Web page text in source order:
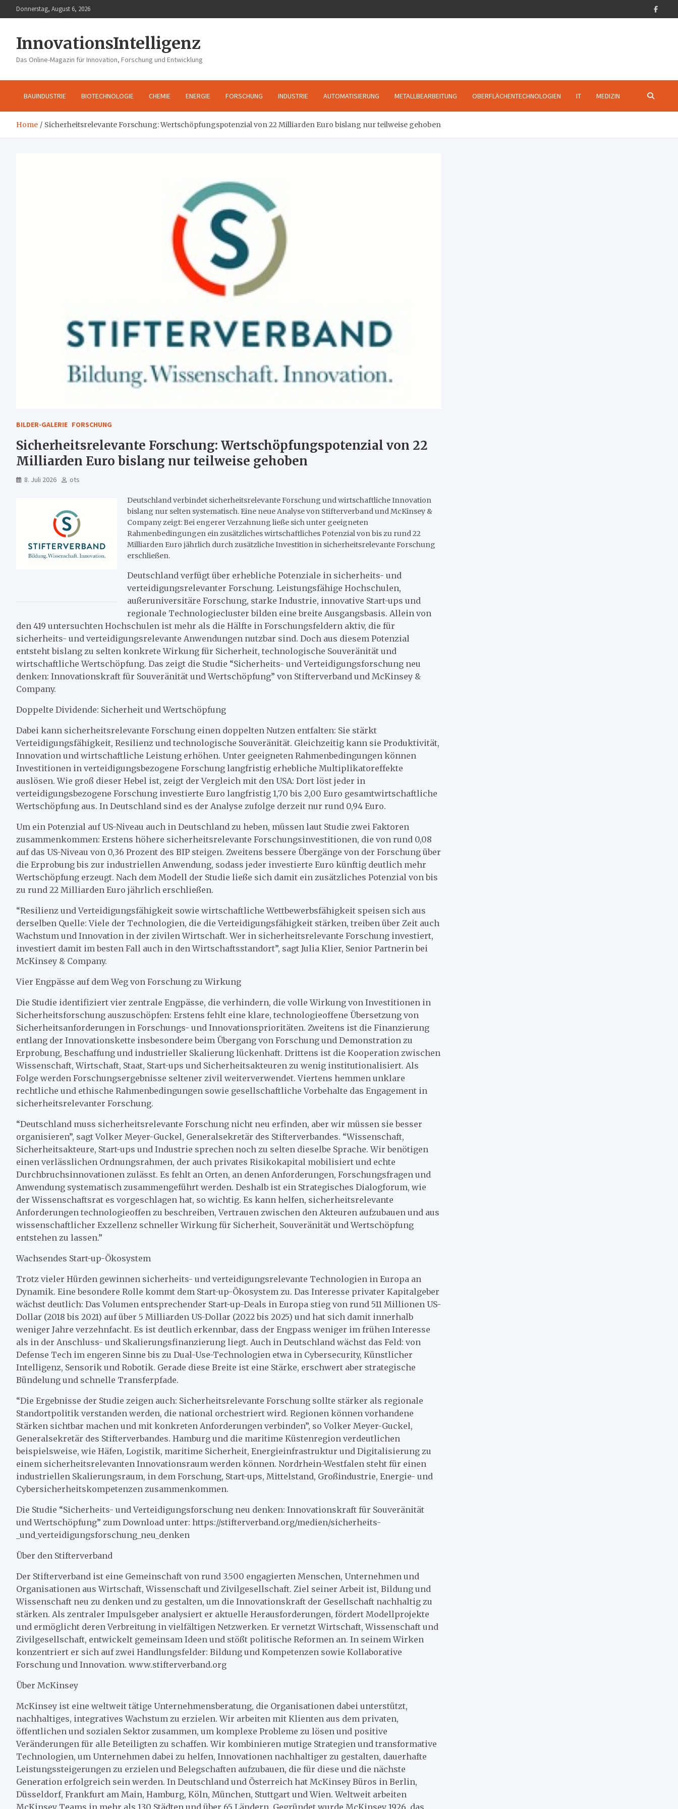
to
Donnerstag, August 6, 2026
InnovationsIntelligenz
Das Online-Magazin für Innovation, Forschung und Entwicklung
BAUINDUSTRIE BIOTECHNOLOGIE CHEMIE ENERGIE FORSCHUNG INDUSTRIE AUTOMATISIERUNG METALLBEARBEITUNG OBERFLÄCHENTECHNOLOGIEN IT MEDIZIN
Home Sicherheitsrelevante Forschung: Wertschöpfungspotenzial von 22 Milliarden Euro bislang nur teilweise gehoben
BILDER-GALERIE FORSCHUNG
Sicherheitsrelevante Forschung: Wertschöpfungspotenzial von 22
Milliarden Euro bislang nur teilweise gehoben
8. Juli 2026 ots
Deutschland verbindet sicherheitsrelevante Forschung und wirtschaftliche Innovation
bislang nur selten systematisch. Eine neue Analyse von Stifterverband und McKinsey &
Company zeigt: Bei engerer Verzahnung ließe sich unter geeigneten
Rahmenbedingungen ein zusätzliches wirtschaftliches Potenzial von bis zu rund 22
Milliarden Euro jährlich durch zusätzliche Investition in sicherheitsrelevante Forschung
erschließen.
Deutschland verfügt über erhebliche Potenziale in sicherheits- und
verteidigungsrelevanter Forschung. Leistungsfähige Hochschulen,
außeruniversitäre Forschung, starke Industrie, innovative Start-ups und
regionale Technologiecluster bilden eine breite Ausgangsbasis. Allein von
den 419 untersuchten Hochschulen ist mehr als die Hälfte in Forschungsfeldern aktiv, die für
sicherheits- und verteidigungsrelevante Anwendungen nutzbar sind. Doch aus diesem Potenzial
entsteht bislang zu selten konkrete Wirkung für Sicherheit, technologische Souveränität und
wirtschaftliche Wertschöpfung. Das zeigt die Studie “Sicherheits- und Verteidigungsforschung neu
denken: Innovationskraft für Souveränität und Wertschöpfung” von Stifterverband und McKinsey &
Company.
Doppelte Dividende: Sicherheit und Wertschöpfung
Dabei kann sicherheitsrelevante Forschung einen doppelten Nutzen entfalten: Sie stärkt
Verteidigungsfähigkeit, Resilienz und technologische Souveränität. Gleichzeitig kann sie Produktivität,
Innovation und wirtschaftliche Leistung erhöhen. Unter geeigneten Rahmenbedingungen können
Investitionen in verteidigungsbezogene Forschung langfristig erhebliche Multiplikatoreffekte
auslösen. Wie groß dieser Hebel ist, zeigt der Vergleich mit den USA: Dort löst jeder in
verteidigungsbezogene Forschung investierte Euro langfristig 1,70 bis 2,00 Euro gesamtwirtschaftliche
Wertschöpfung aus. In Deutschland sind es der Analyse zufolge derzeit nur rund 0,94 Euro.
Um ein Potenzial auf US-Niveau auch in Deutschland zu heben, müssen laut Studie zwei Faktoren
zusammenkommen: Erstens höhere sicherheitsrelevante Forschungsinvestitionen, die von rund 0,08
auf das US-Niveau von 0,36 Prozent des BIP steigen. Zweitens bessere Übergänge von der Forschung über
die Erprobung bis zur industriellen Anwendung, sodass jeder investierte Euro künftig deutlich mehr
Wertschöpfung erzeugt. Nach dem Modell der Studie ließe sich damit ein zusätzliches Potenzial von bis
zu rund 22 Milliarden Euro jährlich erschließen.
“Resilienz und Verteidigungsfähigkeit sowie wirtschaftliche Wettbewerbsfähigkeit speisen sich aus
derselben Quelle: Viele der Technologien, die die Verteidigungsfähigkeit stärken, treiben über Zeit auch
Wachstum und Innovation in der zivilen Wirtschaft. Wer in sicherheitsrelevante Forschung investiert,
investiert damit im besten Fall auch in den Wirtschaftsstandort”, sagt Julia Klier, Senior Partnerin bei
McKinsey & Company.
Vier Engpässe auf dem Weg von Forschung zu Wirkung
Die Studie identifiziert vier zentrale Engpässe, die verhindern, die volle Wirkung von Investitionen in
Sicherheitsforschung auszuschöpfen: Erstens fehlt eine klare, technologieoffene Übersetzung von
Sicherheitsanforderungen in Forschungs- und Innovationsprioritäten. Zweitens ist die Finanzierung
entlang der Innovationskette insbesondere beim Übergang von Forschung und Demonstration zu
Erprobung, Beschaffung und industrieller Skalierung lückenhaft. Drittens ist die Kooperation zwischen
Wissenschaft, Wirtschaft, Staat, Start-ups und Sicherheitsakteuren zu wenig institutionalisiert. Als
Folge werden Forschungsergebnisse seltener zivil weiterverwendet. Viertens hemmen unklare
rechtliche und ethische Rahmenbedingungen sowie gesellschaftliche Vorbehalte das Engagement in
sicherheitsrelevanter Forschung.
“Deutschland muss sicherheitsrelevante Forschung nicht neu erfinden, aber wir müssen sie besser
organisieren”, sagt Volker Meyer-Guckel, Generalsekretär des Stifterverbandes. “Wissenschaft,
Sicherheitsakteure, Start-ups und Industrie sprechen noch zu selten dieselbe Sprache. Wir benötigen
einen verlässlichen Ordnungsrahmen, der auch privates Risikokapital mobilisiert und echte
Durchbruchsinnovationen zulässt. Es fehlt an Orten, an denen Anforderungen, Forschungsfragen und
Anwendung systematisch zusammengeführt werden. Deshalb ist ein Strategisches Dialogforum, wie
der Wissenschaftsrat es vorgeschlagen hat, so wichtig. Es kann helfen, sicherheitsrelevante
Anforderungen technologieoffen zu beschreiben, Vertrauen zwischen den Akteuren aufzubauen und aus
wissenschaftlicher Exzellenz schneller Wirkung für Sicherheit, Souveränität und Wertschöpfung
entstehen zu lassen.”
Wachsendes Start-up-Ökosystem
Trotz vieler Hürden gewinnen sicherheits- und verteidigungsrelevante Technologien in Europa an
Dynamik. Eine besondere Rolle kommt dem Start-up-Ökosystem zu. Das Interesse privater Kapitalgeber
wächst deutlich: Das Volumen entsprechender Start-up-Deals in Europa stieg von rund 511 Millionen US-
Dollar (2018 bis 2021) auf über 5 Milliarden US-Dollar (2022 bis 2025) und hat sich damit innerhalb
weniger Jahre verzehnfacht. Es ist deutlich erkennbar, dass der Engpass weniger im frühen Interesse
als in der Anschluss- und Skalierungsfinanzierung liegt. Auch in Deutschland wächst das Feld: von
Defense Tech im engeren Sinne bis zu Dual-Use-Technologien etwa in Cybersecurity, Künstlicher
Intelligenz, Sensorik und Robotik. Gerade diese Breite ist eine Stärke, erschwert aber strategische
Bündelung und schnelle Transferpfade.
“Die Ergebnisse der Studie zeigen auch: Sicherheitsrelevante Forschung sollte stärker als regionale
Standortpolitik verstanden werden, die national orchestriert wird. Regionen können vorhandene
Stärken sichtbar machen und mit konkreten Anforderungen verbinden”, so Volker Meyer-Guckel,
Generalsekretär des Stifterverbandes. Hamburg und die maritime Küstenregion verdeutlichen
beispielsweise, wie Häfen, Logistik, maritime Sicherheit, Energieinfrastruktur und Digitalisierung zu
einem sicherheitsrelevanten Innovationsraum werden können. Nordrhein-Westfalen steht für einen
industriellen Skalierungsraum, in dem Forschung, Start-ups, Mittelstand, Großindustrie, Energie- und
Cybersicherheitskompetenzen zusammenkommen.
Die Studie “Sicherheits- und Verteidigungsforschung neu denken: Innovationskraft für Souveränität
und Wertschöpfung” zum Download unter: https://stifterverband.org/medien/sicherheits-
_und_verteidigungsforschung_neu_denken
Über den Stifterverband
Der Stifterverband ist eine Gemeinschaft von rund 3.500 engagierten Menschen, Unternehmen und
Organisationen aus Wirtschaft, Wissenschaft und Zivilgesellschaft. Ziel seiner Arbeit ist, Bildung und
Wissenschaft neu zu denken und zu gestalten, um die Innovationskraft der Gesellschaft nachhaltig zu
stärken. Als zentraler Impulsgeber analysiert er aktuelle Herausforderungen, fördert Modellprojekte
und ermöglicht deren Verbreitung in vielfältigen Netzwerken. Er vernetzt Wirtschaft, Wissenschaft und
Zivilgesellschaft, entwickelt gemeinsam Ideen und stößt politische Reformen an. In seinem Wirken
konzentriert er sich auf zwei Handlungsfelder: Bildung und Kompetenzen sowie Kollaborative
Forschung und Innovation. www.stifterverband.org
Über McKinsey
McKinsey ist eine weltweit tätige Unternehmensberatung, die Organisationen dabei unterstützt,
nachhaltiges, integratives Wachstum zu erzielen. Wir arbeiten mit Klienten aus dem privaten,
öffentlichen und sozialen Sektor zusammen, um komplexe Probleme zu lösen und positive
Veränderungen für alle Beteiligten zu schaffen. Wir kombinieren mutige Strategien und transformative
Technologien, um Unternehmen dabei zu helfen, Innovationen nachhaltiger zu gestalten, dauerhafte
Leistungssteigerungen zu erzielen und Belegschaften aufzubauen, die für diese und die nächste
Generation erfolgreich sein werden. In Deutschland und Österreich hat McKinsey Büros in Berlin,
Düsseldorf, Frankfurt am Main, Hamburg, Köln, München, Stuttgart und Wien. Weltweit arbeiten
McKinsey Teams in mehr als 130 Städten und über 65 Ländern. Gegründet wurde McKinsey 1926, das